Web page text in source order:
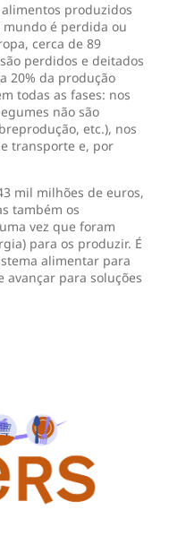
produzidos
mundo é perdida ou
cerca de 89
perdidos e deitados
20% da produção
todas as fases: nos
não são
etc.), nos
transporte e, por
mil milhões de euros,
também os
vez que foram
para os produzir. É
alimentar para
para soluções